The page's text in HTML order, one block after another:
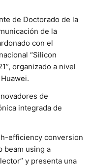
de Doctorado de la
de la
con el
“Silicon
organizado a nivel
de
integrada de
efficiency conversion
beam using a
y presenta una